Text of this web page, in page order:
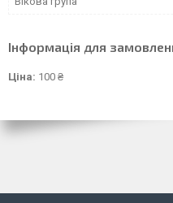
Інформація для
Ціна: 100 ₴